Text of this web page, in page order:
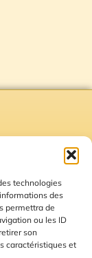
technologies
des
permettra de
ou les ID
son
caractéristiques et
site